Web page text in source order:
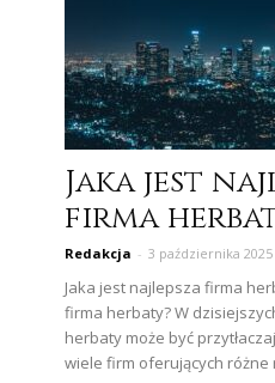
Jaka jest
firma
Redakcja - 3 października 2025
Jaka jest najlepsza firma
firma herbaty? W
herbaty może być
wiele firm oferujących różne